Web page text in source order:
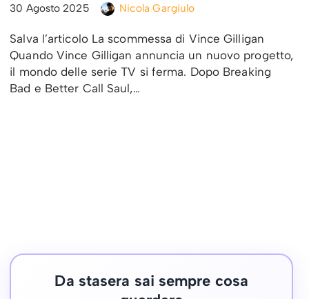
30 Agosto 2025 Nicola Gargiulo
Salva l’articolo La scommessa di Vince Gilligan
Quando Vince Gilligan annuncia un nuovo progetto,
il mondo delle serie TV si ferma. Dopo Breaking
Bad e Better Call Saul,…
Da stasera sai sempre cosa